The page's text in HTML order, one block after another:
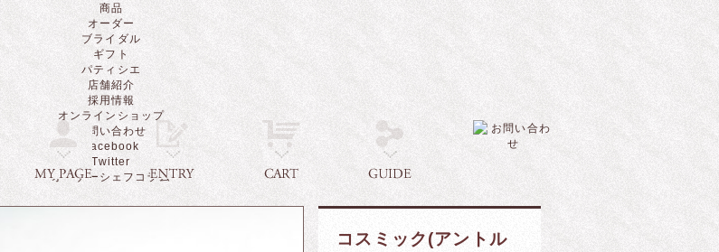
商品
オーダー
ブライダル
ギフト
パティシエ
店舗紹介
採用情報
オンラインショップ
お問い合わせ
Facebook
Twitter
オーナーシェフコラム
コスミック(アントル